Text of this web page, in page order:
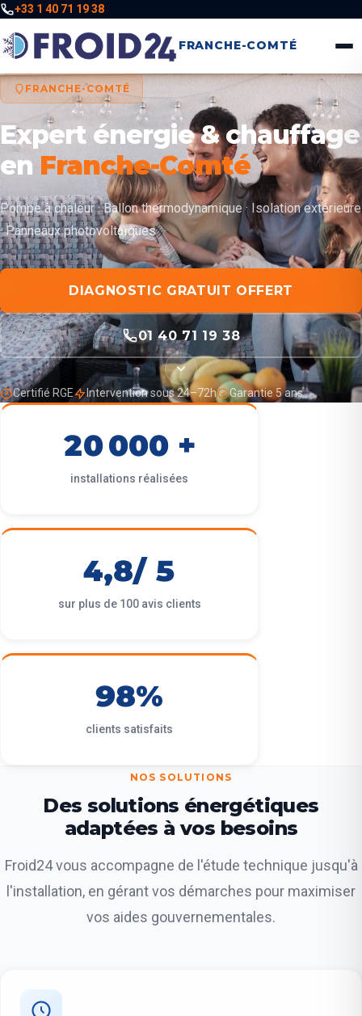
+33 1 40 71 19 38
FRANCHE-COMTÉ
FRANCHE-COMTÉ
Expert énergie & chauffage
en Franche-Comté
Pompe à chaleur · Ballon thermodynamique · Isolation extérieure
· Panneaux photovoltaïques
DIAGNOSTIC GRATUIT OFFERT
01 40 71 19 38
Certifié RGE Intervention sous 24–72h Garantie 5 ans
20 000 +
installations réalisées
4,8/ 5
sur plus de 100 avis clients
98%
clients satisfaits
NOS SOLUTIONS
Des solutions énergétiques
adaptées à vos besoins
Froid24 vous accompagne de l'étude technique jusqu'à
l'installation, en gérant vos démarches pour maximiser
vos aides gouvernementales.